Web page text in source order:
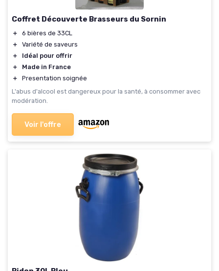
Coffret Découverte Brasseurs du Sornin
＋
6 bières de 33CL
＋
Variété de saveurs
＋
Idéal pour offrir
＋
Made in France
＋
Presentation soignée
L'abus d'alcool est dangereux pour la santé, à consommer avec
modération.
Voir l'offre